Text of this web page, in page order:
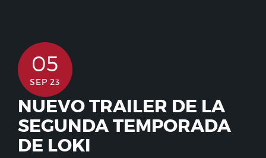
05
SEP 23
NUEVO TRAILER DE LA
SEGUNDA TEMPORADA
DE LOKI